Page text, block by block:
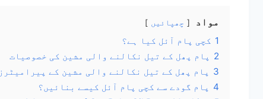
مواد چھپائیں
1 کچی پام آئل کیا ہے؟
2 پام پھل کے تیل نکالنے والی مشین کی خصوصیات
3 پام پھل کے تیل نکالنے والی مشین کے پیرامیٹرز
4 پام گودے سے کچی پام آئل کیسے بنائیں؟